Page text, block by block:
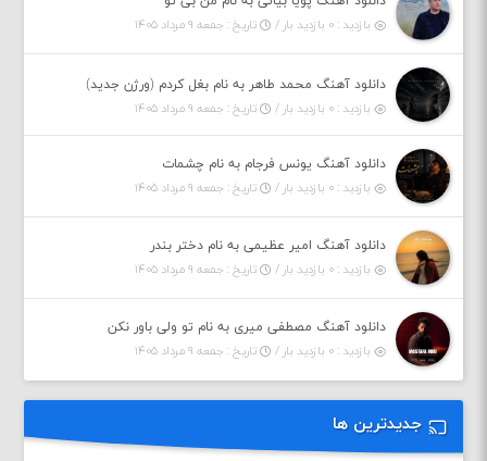
بازدید : ۰ بازدید بار /
تاریخ : جمعه ۹ مرداد ۱۴۰۵
دانلود آهنگ محمد طاهر به نام بغل کردم (ورژن جدید)
بازدید : ۰ بازدید بار /
تاریخ : جمعه ۹ مرداد ۱۴۰۵
دانلود آهنگ یونس فرجام به نام چشمات
بازدید : ۰ بازدید بار /
تاریخ : جمعه ۹ مرداد ۱۴۰۵
دانلود آهنگ امیر عظیمی به نام دختر بندر
بازدید : ۰ بازدید بار /
تاریخ : جمعه ۹ مرداد ۱۴۰۵
دانلود آهنگ مصطفی میری به نام تو ولی باور نکن
بازدید : ۰ بازدید بار /
تاریخ : جمعه ۹ مرداد ۱۴۰۵
جدیدترین ها